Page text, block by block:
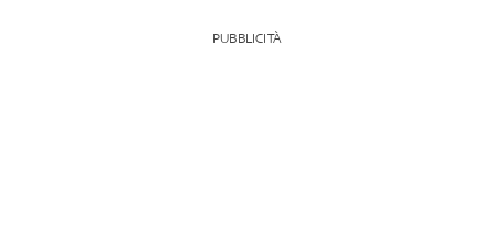
PUBBLICITÀ